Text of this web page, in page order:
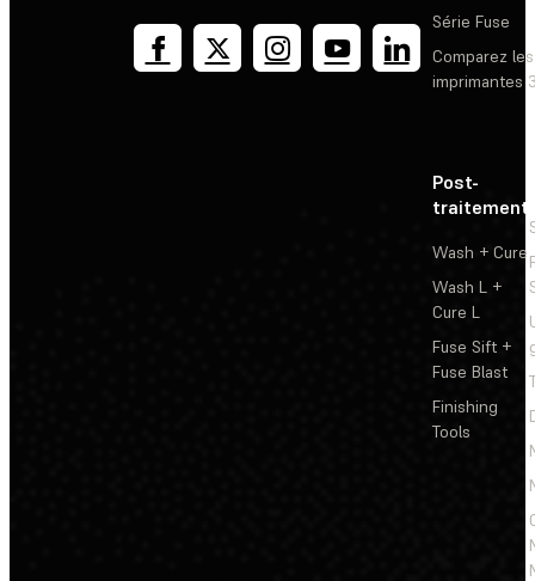
Série Fuse
Comparez les
imprimantes
Post-
traitement
Wash + Cure
Wash L +
Cure L
Fuse Sift +
Fuse Blast
Finishing
Tools